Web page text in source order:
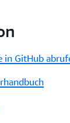
in GitHub